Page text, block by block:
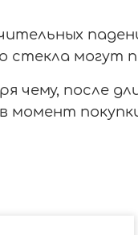
стекла могут
чему, после
момент